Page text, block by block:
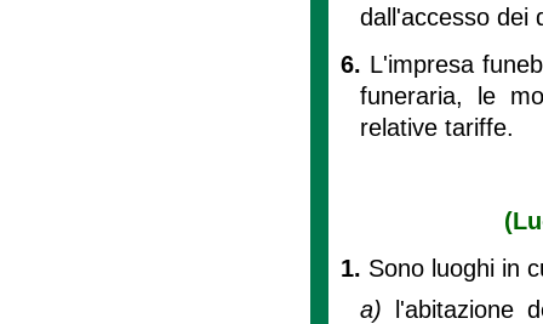
dall'accesso dei
6. L'impresa
funeraria, le
relative tariffe.
1. Sono luoghi in
a)
l'abitazione